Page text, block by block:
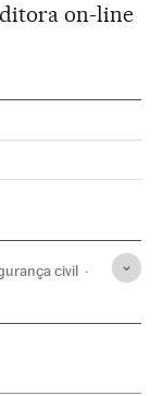
on-line
civil